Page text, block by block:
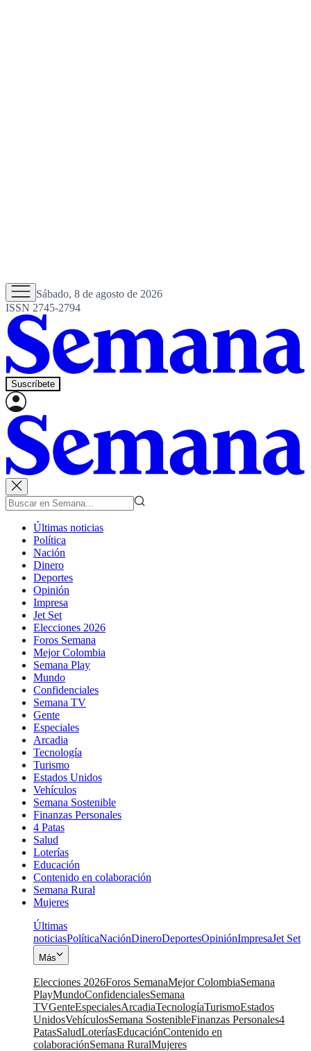
Sábado, 8 de agosto de 2026
ISSN 2745-2794
Suscríbete
Últimas noticias
Política
Nación
Dinero
Deportes
Opinión
Impresa
Jet Set
Elecciones 2026
Foros Semana
Mejor Colombia
Semana Play
Mundo
Confidenciales
Semana TV
Gente
Especiales
Arcadia
Tecnología
Turismo
Estados Unidos
Vehículos
Semana Sostenible
Finanzas Personales
4 Patas
Salud
Loterías
Educación
Contenido en colaboración
Semana Rural
Mujeres
Últimas
noticiasPolíticaNaciónDineroDeportesOpiniónImpresaJet Set
Más
Elecciones 2026Foros SemanaMejor ColombiaSemana
PlayMundoConfidencialesSemana
TVGenteEspecialesArcadiaTecnologíaTurismoEstados
UnidosVehículosSemana SostenibleFinanzas Personales4
PatasSaludLoteríasEducaciónContenido en
colaboraciónSemana RuralMujeres